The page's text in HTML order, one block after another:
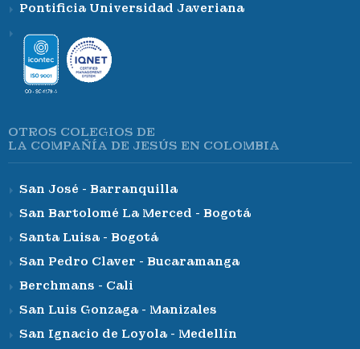
Pontificia Universidad Javeriana
OTROS COLEGIOS DE
LA COMPAÑÍA DE JESÚS EN COLOMBIA
San José - Barranquilla
San Bartolomé La Merced - Bogotá
Santa Luisa - Bogotá
San Pedro Claver - Bucaramanga
Berchmans - Cali
San Luis Gonzaga - Manizales
San Ignacio de Loyola - Medellín